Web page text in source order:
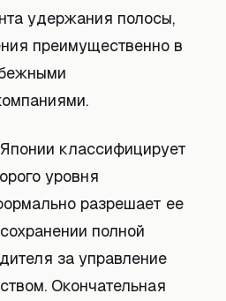
удержания полосы,
преимущественно в
классифицирует
уровня
разрешает ее
полной
за управление
Окончательная